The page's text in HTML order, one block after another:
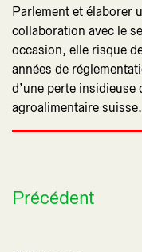
Parlement et élaborer
collaboration avec le
occasion, elle risque
années de
d’une perte insidieuse
agroalimentaire suisse.
Précédent